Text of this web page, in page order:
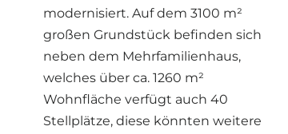
modernisiert. Auf dem 3100 m²
großen Grundstück befinden sich
neben dem Mehrfamilienhaus,
welches über ca. 1260 m²
Wohnfläche verfügt auch 40
Stellplätze, diese könnten weitere